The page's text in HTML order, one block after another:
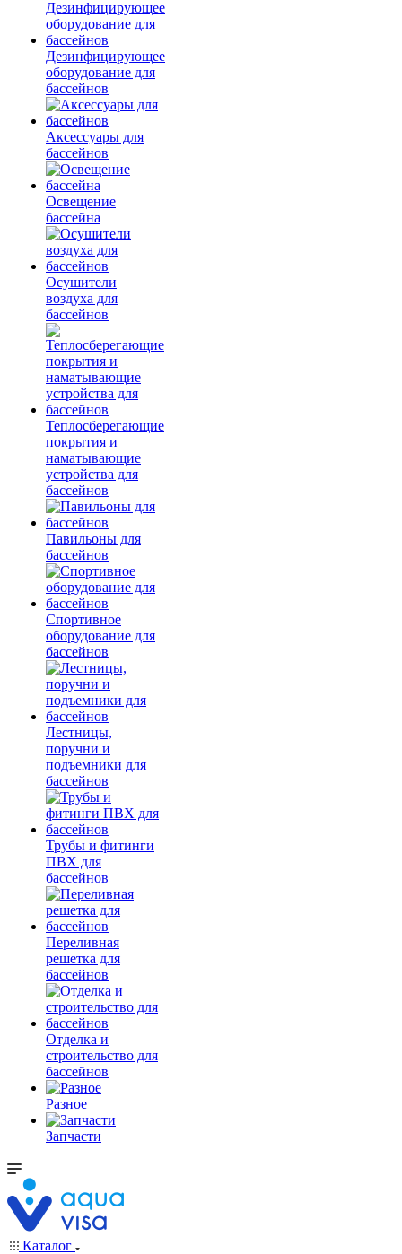
Дезинфицирующее
оборудование для
бассейнов
Аксессуары для
бассейнов
Освещение
бассейна
Осушители
воздуха для
бассейнов
Теплосберегающие
покрытия и
наматывающие
устройства для
бассейнов
Павильоны для
бассейнов
Спортивное
оборудование для
бассейнов
Лестницы,
поручни и
подъемники для
бассейнов
Трубы и фитинги
ПВХ для
бассейнов
Переливная
решетка для
бассейнов
Отделка и
строительство для
бассейнов
Разное
Запчасти
Каталог